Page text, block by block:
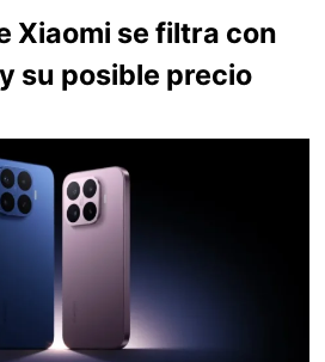
Xiaomi se filtra con
su posible precio